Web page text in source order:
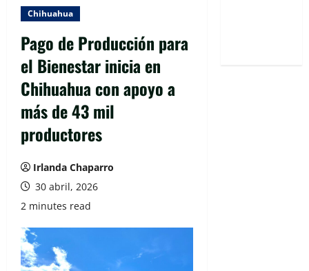
Chihuahua
Pago de Producción para
el Bienestar inicia en
Chihuahua con apoyo a
más de 43 mil
productores
Irlanda Chaparro
30 abril, 2026
2 minutes read